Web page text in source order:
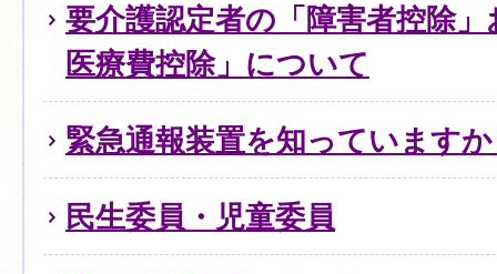
要介護認定者の「障害者控除
医療費控除」について
緊急通報装置を知っています
民生委員・児童委員